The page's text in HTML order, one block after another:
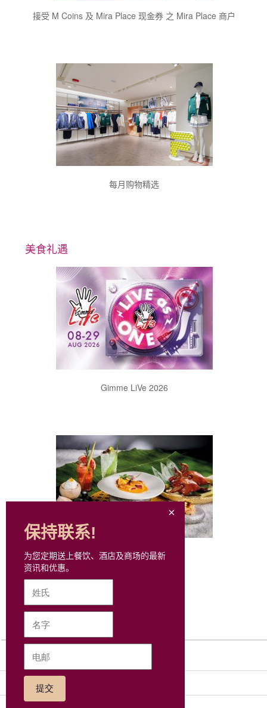
接受 M Coins 及 Mira Place 现金券 之 Mira Place 商户
每月购物精选
美食礼遇
Gimme LiVe 2026
每月美食推介
保持联系!
为您定期送上餐饮、酒店及商场的最新
资讯和优惠。